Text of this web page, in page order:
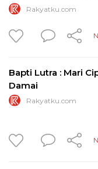
Rakyatku.com
Bapti Lutra : Mari
Damai
Rakyatku.com